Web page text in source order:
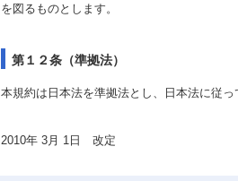
を図るものとします。
第１２条（準拠法）
本規約は日本法を準拠法とし、日本法に従っ
2010年 3月 1日 改定